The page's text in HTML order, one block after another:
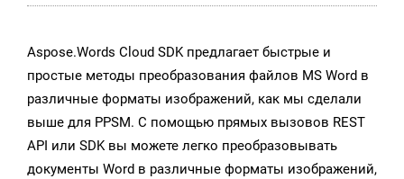
Aspose.Words Cloud SDK предлагает быстрые и
простые методы преобразования файлов MS Word в
различные форматы изображений, как мы сделали
выше для PPSM. С помощью прямых вызовов REST
API или SDK вы можете легко преобразовывать
документы Word в различные форматы изображений,